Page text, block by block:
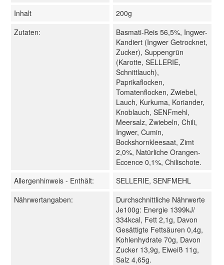
Inhalt
200g
Zutaten:
Basmati-Reis 56,5%, Ingwer-
Kandiert (Ingwer Getrocknet,
Zucker), Suppengrün
(Karotte, SELLERIE,
Schnittlauch),
Paprikaflocken,
Tomatenflocken, Zwiebel,
Lauch, Kurkuma, Koriander,
Knoblauch, SENFmehl,
Meersalz, Zwiebeln, Chili,
Ingwer, Cumin,
Bockshornkleesaat, Zimt
2,0%, Natürliche Orangen-
Eccence 0,1%, Chilischote.
Allergenhinweis - Enthält:
SELLERIE, SENFMEHL
Nährwertangaben:
Durchschnittliche Nährwerte
Je100g: Energie 1399kJ/
334kcal, Fett 2,1g, Davon
Gesättigte Fettsäuren 0,4g,
Kohlenhydrate 70g, Davon
Zucker 13,9g, Eiweiß 11g,
Salz 4,65g.